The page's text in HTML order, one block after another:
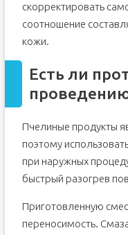
скорректировать
соотношение
кожи.
Есть ли
Пчелиные продукты
поэтому
при наружных
быстрый разогрев
Приготовленную
переносимость.